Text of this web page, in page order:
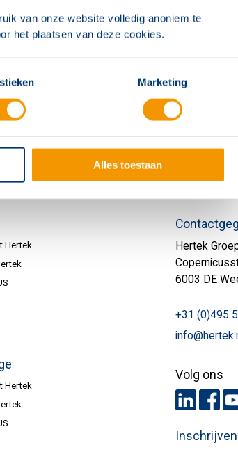
van onze website volledig anoniem te
het plaatsen van deze cookies.
Marketing
Alles toestaan
Hertek
Hertek
Hertek
6003 DE
+31 (0)495
Volg ons